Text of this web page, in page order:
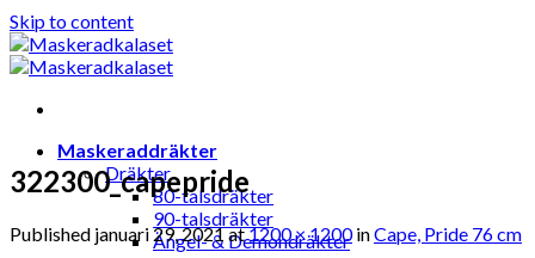
Skip to content
Maskeraddräkter
Dräkter
80-talsdräkter
90-talsdräkter
Ängel- & Demondräkter
322300_capepride
Published januari 29, 2021at1200 × 1200inCape, Pride 76 cm